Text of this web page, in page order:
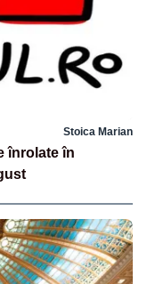
Stoica Marian
înrolate în